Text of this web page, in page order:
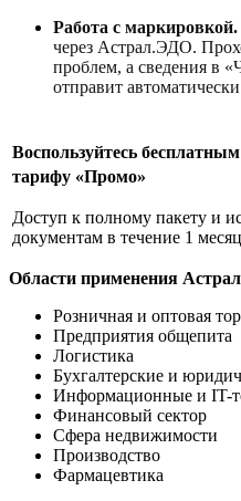
Работа с маркировкой.
через Астрал.ЭДО.
проблем, а сведения в
отправит
Воспользуйтесь
тарифу «Промо»
Доступ к полному пакету и
документам в течение 1
Области применения
Розничная и оптовая
Предприятия общепита
Логистика
Бухгалтерские и
Информационные и IT-
Финансовый сектор
Сфера недвижимости
Производство
Фармацевтика